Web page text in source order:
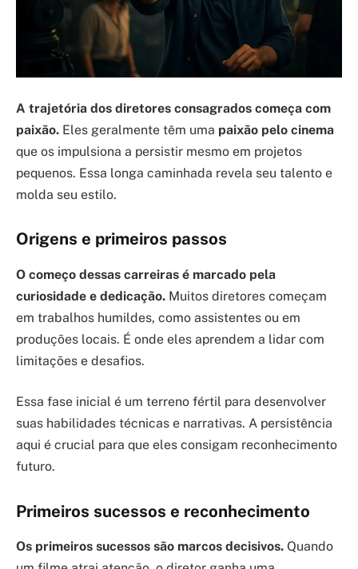
A trajetória dos diretores consagrados começa com
paixão. Eles geralmente têm uma paixão pelo cinema
que os impulsiona a persistir mesmo em projetos
pequenos. Essa longa caminhada revela seu talento e
molda seu estilo.
Origens e primeiros passos
O começo dessas carreiras é marcado pela
curiosidade e dedicação. Muitos diretores começam
em trabalhos humildes, como assistentes ou em
produções locais. É onde eles aprendem a lidar com
limitações e desafios.
Essa fase inicial é um terreno fértil para desenvolver
suas habilidades técnicas e narrativas. A persistência
aqui é crucial para que eles consigam reconhecimento
futuro.
Primeiros sucessos e reconhecimento
Os primeiros sucessos são marcos decisivos. Quando